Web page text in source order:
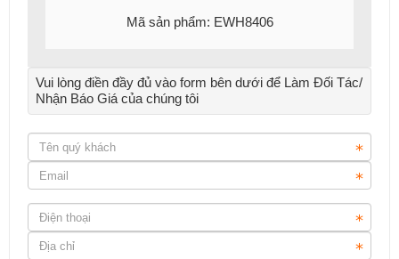
Mã sản phẩm: EWH8406
Vui lòng điền đầy đủ vào form bên dưới để Làm Đối Tác/
Nhận Báo Giá của chúng tôi